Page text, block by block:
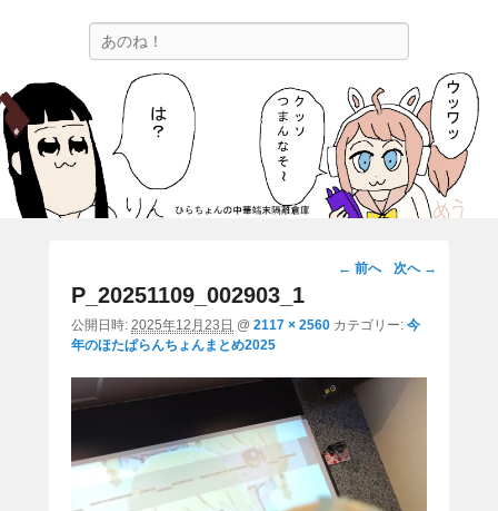
ひらちょんの中華端末隔離倉庫
ほたがページ上部にある検索バーを消してくれたサイトです。
画
ョ
ン
← 前へ 次へ →
P_20251109_002903_1
公開日時: 2025年12月23日 @ 2117 × 2560 カテゴリー: 今
年のほたぱらんちょんまとめ2025